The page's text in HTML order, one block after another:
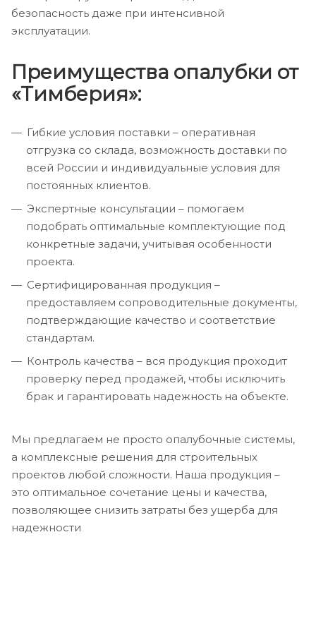
безопасность даже при интенсивной
эксплуатации.
Преимущества опалубки от
«Тимберия»:
Гибкие условия поставки – оперативная
отгрузка со склада, возможность доставки по
всей России и индивидуальные условия для
постоянных клиентов.
Экспертные консультации – помогаем
подобрать оптимальные комплектующие под
конкретные задачи, учитывая особенности
проекта.
Сертифицированная продукция –
предоставляем сопроводительные документы,
подтверждающие качество и соответствие
стандартам.
Контроль качества – вся продукция проходит
проверку перед продажей, чтобы исключить
брак и гарантировать надежность на объекте.
Мы предлагаем не просто опалубочные системы,
а комплексные решения для строительных
проектов любой сложности. Наша продукция –
это оптимальное сочетание цены и качества,
позволяющее снизить затраты без ущерба для
надежности